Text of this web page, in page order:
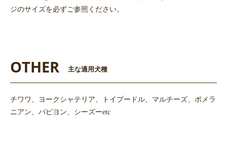
ジのサイズを必ずご参照ください。
OTHER 主な適用犬種
チワワ、ヨークシャテリア、トイプードル、マルチーズ、ポメラ
ニアン、パピヨン、シーズーetc